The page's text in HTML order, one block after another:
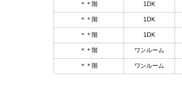
＊＊階 1DK
＊＊階 1DK
＊＊階 1DK
＊＊階 ワンルーム
＊＊階 ワンルーム